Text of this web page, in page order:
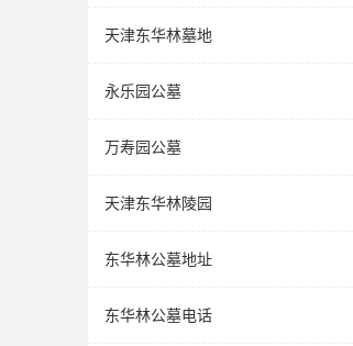
天津东华林墓地
永乐园公墓
万寿园公墓
天津东华林陵园
东华林公墓地址
东华林公墓电话